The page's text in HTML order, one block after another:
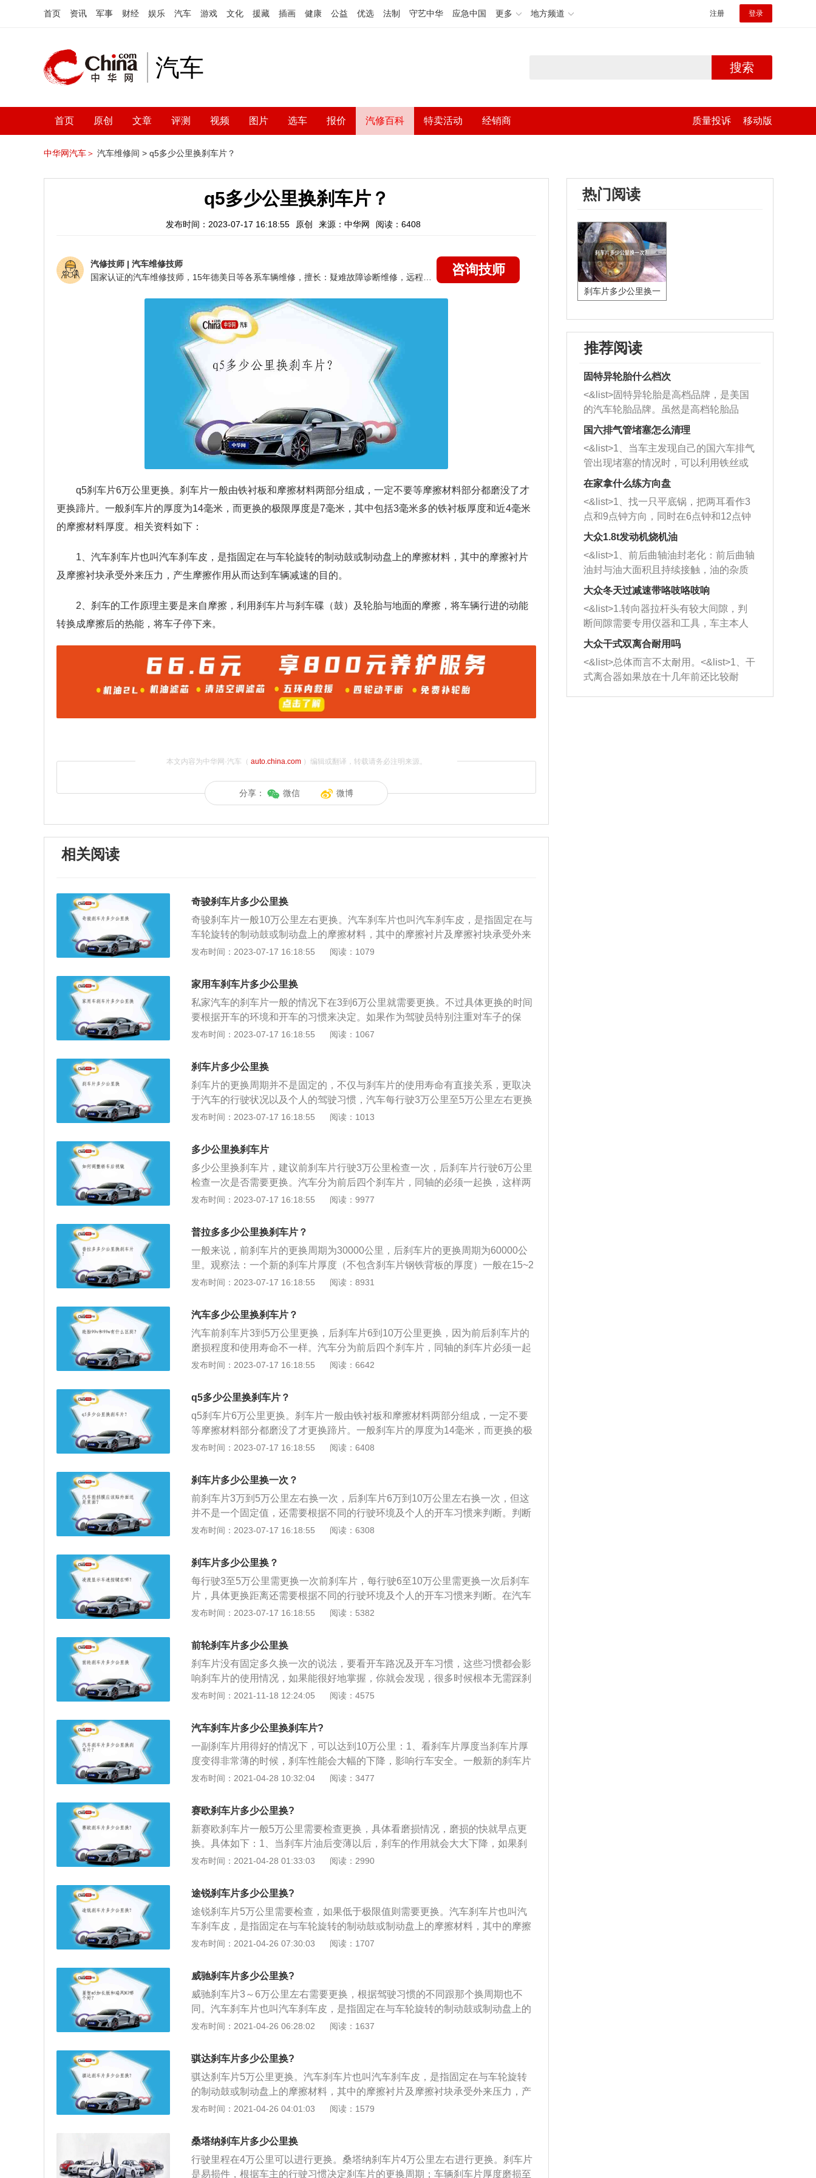
首页 资讯 军事 财经 娱乐 汽车 游戏 文化 援藏 插画 健康 公益 优选 法制 守艺中华 应急中国 更多 地方频道 注册 登录
汽车 搜索
首页 原创 文章 评测 视频 图片 选车 报价 汽修百科 特卖活动 经销商 质量投诉 移动版
中华网汽车＞ 汽车维修间 > q5多少公里换刹车片？
q5多少公里换刹车片？
发布时间：2023-07-17 16:18:55 原创 来源：中华网 阅读：6408
汽修技师 | 汽车维修技师
咨询技师
q5刹车片6万公里更换。刹车片一般由铁衬板和摩擦材料两部分组成，一定不要等摩擦材料部分都磨没了才
更换蹄片。一般刹车片的厚度为14毫米，而更换的极限厚度是7毫米，其中包括3毫米多的铁衬板厚度和近4毫米
的摩擦材料厚度。相关资料如下：
1、汽车刹车片也叫汽车刹车皮，是指固定在与车轮旋转的制动鼓或制动盘上的摩擦材料，其中的摩擦衬片
及摩擦衬块承受外来压力，产生摩擦作用从而达到车辆减速的目的。
2、刹车的工作原理主要是来自摩擦，利用刹车片与刹车碟（鼓）及轮胎与地面的摩擦，将车辆行进的动能
转换成摩擦后的热能，将车子停下来。
本文内容为中华网·汽车（ auto.china.com）编辑或翻译，转载请务必注明来源。
分享： 微信 微博
相关阅读
奇骏刹车片多少公里换
奇骏刹车片一般10万公里左右更换。汽车刹车片也叫汽车刹车皮，是指固定在与
车轮旋转的制动鼓或制动盘上的摩擦材料，其中的摩擦衬片及摩擦衬块承受外来
压力，产生摩擦作用从而达到车辆减速的目的。刹车片一般由钢板、粘接隔热层
的刹车片制动力矩，太高会造成制动过程中的车轮抱死、方向失控和烧片，太低
则制动距离过长；2、看安全性，刹车片在制动时会产生瞬时高温，尤其在高速
行驶或紧急制动时，高温状态下，摩擦片摩擦系数会下降；3、看是否舒适，包
括制动感觉、噪音、粉尘、冒烟、异味等，是摩擦性能的直接体现。
发布时间：2023-07-17 16:18:55 阅读：1079
家用车刹车片多少公里换
私家汽车的刹车片一般的情况下在3到6万公里就需要更换。不过具体更换的时间
要根据开车的环境和开车的习惯来决定。如果作为驾驶员特别注重对车子的保
护，平时要做预见性的驾驶车辆，很少使用急刹车，刹车片磨损的也不是很严
经常使用急刹车，很可能驾驶2万多公里就需要更换刹车片了。刹车片和其他保
养更换项目可能存在一些不同的地方，是否更换刹车片要进行准确的量化。使用
专业的测量工具测出刹车片的厚度，然后判断是否需要更换。因为刹车片本身的
厚度影响车辆制动系统的效能，当刹车片最薄的那一片厚度低于5毫米的时候，
就必须更换了，最好是4个轮的刹车片同时更换。
发布时间：2023-07-17 16:18:55 阅读：1067
刹车片多少公里换
刹车片的更换周期并不是固定的，不仅与刹车片的使用寿命有直接关系，更取决
于汽车的行驶状况以及个人的驾驶习惯，汽车每行驶3万公里至5万公里左右更换
一次前刹车片，每行驶6万公里至10万公里更换一次后刹车片。汽车行驶3万公里
及时维护的习惯。判断刹车片是否需要更换的方法：1、看厚度。一般新的刹车
片厚度在1.5厘米左右，如果磨损到三分之一，也就是厚度小于5毫米时，建议及
时更换；2、听声音。如果刹车时发出金属摩擦声，这可能是刹车片磨损至最低
厚度，刹车片两侧的极限标识触碰摩擦到刹车盘发出异响，需要及时更换；3、
看提示。一些车型会有刹车磨损提示，如果刹车片磨损过多，会使传感线触碰到
灯提示；4、凭感觉。如果感觉刹车踏板踩踏感轻了，或感觉刹车吃力、刹不住
车时，表明刹车片磨损严重，厚度不够，也需要及时更换。刹车片是刹车系统中
的一个易损件，随着汽车行驶里程的增加，刹车片也会不断磨损，在刹车片磨损
系统的刹车盘也是需要定期更换的，不过刹车盘的使用寿命要比刹车片更长一
发布时间：2023-07-17 16:18:55 阅读：1013
多少公里换刹车片
多少公里换刹车片，建议前刹车片行驶3万公里检查一次，后刹车片行驶6万公里
检查一次是否需要更换。汽车分为前后四个刹车片，同轴的必须一起换，这样两
边的制动力才均匀。前后刹车片的磨损程度和使用寿命在很多时候是不一样的，
用寿命也就更短。前刹车片寿命为2-4万公里，后刹车片的使用寿命为6-10万公
里。但是由于每人驾驶习惯不同的原因，需要在3万公里就检查一下前刹车片，6
万公里检查后刹车片。在通常情况下一副全新的刹车片的厚度在1.5cm左右，随
着使用中不断摩擦厚度会逐渐变薄。当肉眼观察刹车片厚度约0.5cm左右时，就
要马上准备更换了。如果刹车时发出金属摩擦声，这可能是刹车片磨损至最低厚
觉刹车踏板踩踏感轻了，或感觉刹车吃力、刹不住车时，表明刹车片磨损严重，
厚度不够，也需要及时更换。正常行驶情况下，每5000公里左右就要对刹车片进
行一次检查，不仅要检查剩余的厚度，还要检查刹车片的磨损状态，两边磨损的
擦材料部分磨没了才更换，这样存在很大的安全隐患。生命的脚踏板一定要勤检
发布时间：2023-07-17 16:18:55 阅读：9977
普拉多多少公里换刹车片？
一般来说，前刹车片的更换周期为30000公里，后刹车片的更换周期为60000公
里。观察法：一个新的刹车片厚度（不包含刹车片钢铁背板的厚度）一般在15~2
0mm左右，当肉眼观察刹车片厚度已经仅剩原先1/3厚度(约5mm)左右时，车主就
个刹车片的两侧都有一个突起的标志，这个标志的厚度在两三毫米左右，这也是
刹车盘最薄更换的极限，如果刹车片厚度已经与此标志平行，则必须要进行更
换。目前不少车型在刹车片过薄时仪表手刹灯位置会有所提示，相对自检就方便
一些。听声音:如果在轻点刹车的同时伴随有“铁蹭铁”的丝丝声，此时刹车片必须
立即更换。因为刹车片两侧的极限标识已经直接摩擦刹车盘，证明刹车片已经超
音时往往刹车盘已经受到损坏，此时即便更换新的刹车片仍然不能消除响声，严
重时需要更换刹车盘。
发布时间：2023-07-17 16:18:55 阅读：8931
汽车多少公里换刹车片？
汽车前刹车片3到5万公里更换，后刹车片6到10万公里更换，因为前后刹车片的
磨损程度和使用寿命不一样。汽车分为前后四个刹车片，同轴的刹车片必须一起
换，这样两边的制动力才均匀。以下关于刹车片养护方法介绍：1.正常行驶条件
磨损的状态，两边磨损的程度是否一样，回位是否自如等，发现不正常情况必须
立即处理。2..更换时要换原厂备件提供的刹车片，只有这样才能使刹车片和刹车
盘之间的制动效果最好，磨损最小。3.更换蹄片时必须使用专用工具将制动分泵
顶回。不能用其他撬棍硬压回，这样易导致制动钳导向螺丝弯曲，使刹车片卡
死。4.制动蹄片更换后，需磨合200公里方能达到最佳的制动效果，所以刚换完蹄
发布时间：2023-07-17 16:18:55 阅读：6642
q5多少公里换刹车片？
q5刹车片6万公里更换。刹车片一般由铁衬板和摩擦材料两部分组成，一定不要
等摩擦材料部分都磨没了才更换蹄片。一般刹车片的厚度为14毫米，而更换的极
限厚度是7毫米，其中包括3毫米多的铁衬板厚度和近4毫米的摩擦材料厚度。相
或制动盘上的摩擦材料，其中的摩擦衬片及摩擦衬块承受外来压力，产生摩擦作
用从而达到车辆减速的目的。2、刹车的工作原理主要是来自摩擦，利用刹车片
与刹车碟（鼓）及轮胎与地面的摩擦，将车辆行进的动能转换成摩擦后的热能，
将车子停下来。
发布时间：2023-07-17 16:18:55 阅读：6408
刹车片多少公里换一次？
前刹车片3万到5万公里左右换一次，后刹车片6万到10万公里左右换一次，但这
并不是一个固定值，还需要根据不同的行驶环境及个人的开车习惯来判断。判断
刹车片是否需要更换的方法：1、新刹车片厚度在1.5厘米左右，如果磨损到3分之
刹车片也叫刹车皮，在汽车的刹车系统中，刹车片是关键的安全零件，所有刹车
效果的好坏都是刹车片起决定性作用。
发布时间：2023-07-17 16:18:55 阅读：6308
刹车片多少公里换？
每行驶3至5万公里需更换一次前刹车片，每行驶6至10万公里需更换一次后刹车
片，具体更换距离还需要根据不同的行驶环境及个人的开车习惯来判断。在汽车
的制动系统中，刹车片是关键的安全零件，刹车效果的好坏都是刹车片起着决定
5毫米时，建议及时更换；2、听声音：如刹车时刹车片两侧的极限标识触碰摩擦
到刹车盘会发出异响，需要及时更换；3、看提示：刹车片磨损过多会使传感线
触碰到刹车盘，导致电阻变化产生电流，检测到信号后仪表盘上会有刹车片报警
灯提示。
发布时间：2023-07-17 16:18:55 阅读：5382
前轮刹车片多少公里换
刹车片没有固定多久换一次的说法，要看开车路况及开车习惯，这些习惯都会影
响刹车片的使用情况，如果能很好地掌握，你就会发现，很多时候根本无需踩刹
车，一副刹车片用得好的情况下，可以达到10万公里。其实，刹车片的使用寿命
素和外在的环境因素都会或多或少的对刹车片的使用期限造成影响。不过我们可
以根据以下三种情况来判断是否有更换刹车片的需要：这其中之一就是靠听觉，
听声音，当我们在踩刹车的同时还听到了咝咝声就说明我们需要更换刹车片了；
第二个就是依靠我们的感知力，感力度，当我们发觉踩刹车的感觉很吃力，不如
以前那么轻松，那我们就必须要更换刹车片了，如若不然，可能会造成很严重的
的刹车片的厚度大概有1.5厘米，当我们发现刹车片的厚度小于0.5厘米的时候，
那就是到了换刹车片的时候了。不过其实现在有的汽车本身就自带刹车片的报警
功能，这样就不用担心换刹车片的事情了，为车主提供了很大的便利。
发布时间：2021-11-18 12:24:05 阅读：4575
汽车刹车片多少公里换刹车片?
一副刹车片用得好的情况下，可以达到10万公里：1、看刹车片厚度当刹车片厚
度变得非常薄的时候，刹车性能会大幅的下降，影响行车安全。一般新的刹车片
的厚度在1.5cm左右，当刹车片磨损到只剩0.5cm的时候，你就要增加自检的频率
换的极限，别拖着，分分钟出车祸；2、行车电脑提示更换一般汽车仪表盘上有
刹车警示灯，警示灯亮起的时候就是提醒你检查刹车片，但警示灯亮说明已经到
更换的极限了，必须立刻检查。所有车都有这种警示系统，但有的是直接感应刹
车片的厚度，有的则是刹车片已经完全磨完，刹车液极端下降才会使警示灯亮
起；3、听声音刹车盘多为铁质，长时间停放后特别是在阴雨天容易出现锈迹，
失。可如果一段时间后并没有好转，此时刹车片必须立即更换。因为刹车片两侧
的极限标识已经直接摩擦刹车盘，证明刹车片已经超过极限。而且遇到这种情
况，在更换刹车片的同时要配合刹车盘的检查，出现这种声音时往往刹车盘已经
盘；4、刹车的反应和行程当刹车片变薄时，汽车的刹车反应也会变得迟缓，我
程制动效果明显减弱，刹车变软，有点刹不住时，你就要查看刹车片是否需要更
换了。
发布时间：2021-04-28 10:32:04 阅读：3477
赛欧刹车片多少公里换?
新赛欧刹车片一般5万公里需要检查更换，具体看磨损情况，磨损的快就早点更
换。具体如下：1、当刹车片油后变薄以后，刹车的作用就会大大下降，如果刹
车片磨损到只剩下0.3cm厚度左右的时候，就需要及时更换刹车片；2、更换刹车
中，出现车轮抱死甚至方向失控的情况；3、如果是过于光滑的刹车片，则会让
摩擦力极具下降，刹车距离也会被随之拉长。
发布时间：2021-04-28 01:33:03 阅读：2990
途锐刹车片多少公里换?
途锐刹车片5万公里需要检查，如果低于极限值则需要更换。汽车刹车片也叫汽
车刹车皮，是指固定在与车轮旋转的制动鼓或制动盘上的摩擦材料，其中的摩擦
衬片及摩擦衬块承受外来压力，产生摩擦作用从而达到车辆减速的目的。刹车片
子，看看制动液页面高度，如果制动液页面在最高限度上面则应该将制动液吸出
来一些，以防止更换过程中制动液溢出；2、准备好待更换的刹车片，拆下该制
动器所在的车轮。拆的过程中要避免轮辋刮花；3、用扳手结合套筒将制动钳的
螺栓拆下来，然后取下刹车皮片（有刹车感应线的要先将刹车感应线拆下来）。
观察刹车片是否磨损过度或者有裂痕，如果有则进行下一步的更换；4、由于制
车时产生异响；5、用活塞压泵将活塞压到压不动的位置，然后将刹车片装在制
动钳上面，将新的刹车片安装到位后（有刹车感应线的也应该安装好），旋紧导
向螺栓，安装完毕；6、安装好之后盖好储液罐盖子，进车内用力踩几下制动踏
好之后进行试车，检查制动效果是否体现出来。
发布时间：2021-04-26 07:30:03 阅读：1707
威驰刹车片多少公里换?
威驰刹车片3～6万公里左右需要更换，根据驾驶习惯的不同跟那个换周期也不
同。汽车刹车片也叫汽车刹车皮，是指固定在与车轮旋转的制动鼓或制动盘上的
摩擦材料，其中的摩擦衬片及摩擦衬块承受外来压力，产生摩擦作用从而达到车
舱制动液储液罐的盖子，看看制动液页面高度，如果制动液页面在最高限度上面
则应该将制动液吸出来一些，以防止更换过程中制动液溢出；2、准备好待更换
的刹车片，拆下该制动器所在的车轮。拆的过程中要避免轮辋刮花；3、用扳手
结合套筒将制动钳的螺栓拆下来，然后取下刹车皮片（有刹车感应线的要先将刹
车感应线拆下来）。观察刹车片是否磨损过度或者有裂痕，如果有则进行下一步
涂抹消音膏，防止刹车时产生异响；5、用活塞压泵将活塞压到压不动的位置，
然后将刹车片装在制动钳上面，将新的刹车片安装到位后（有刹车感应线的也应
该安装好），旋紧导向螺栓，安装完毕；6、安装好之后盖好储液罐盖子，进车
发布时间：2021-04-26 06:28:02 阅读：1637
骐达刹车片多少公里换?
骐达刹车片5万公里更换。汽车刹车片也叫汽车刹车皮，是指固定在与车轮旋转
的制动鼓或制动盘上的摩擦材料，其中的摩擦衬片及摩擦衬块承受外来压力，产
生摩擦作用从而达到车辆减速的目的。以下是刹车片的更换方法：1、在更换刹
动液页面在最高限度上面则应该将制动液吸出来一些，以防止更换过程中制动液
溢出；2、准备好待更换的刹车片，拆下该制动器所在的车轮。拆的过程中要避
免轮辋刮花；3、用扳手结合套筒将制动钳的螺栓拆下来，然后取下刹车皮片
发布时间：2021-04-26 04:01:03 阅读：1579
桑塔纳刹车片多少公里换
行驶里程在4万公里可以进行更换。桑塔纳刹车片4万公里左右进行更换。刹车片
是易损件，根据车主的行驶习惯决定刹车片的更换周期；车辆刹车片厚度磨损至
热门阅读
刹车片多少公里换一
推荐阅读
固特异轮胎什么档次
<&list>固特异轮胎是高档品牌，是美国
的汽车轮胎品牌。虽然是高档轮胎品
牌，但是中高低端的轮胎都有生产，这
也是为了更好的开拓市场。
国六排气管堵塞怎么清理
<&list>1、当车主发现自己的国六车排气
管出现堵塞的情况时，可以利用铁丝或
者是细棍，直接将杂物给取出来，如果
堵塞情况比较严重，也可以采取应急措
施。 <&list>2、直接利用木棍将所有的
杂物推到排气管里面的位置处，然后将
三元催化器拆解开，就可以将堵塞的东
西取出来。但如果是因为积碳过多引起
的堵塞，就需要将三元催化器泡在草酸
洗剂对堵塞的情况得到解决，将清洗剂
放在燃油箱中，与燃油混合后，车辆启
动时，就可以和汽油一起进入到燃烧
室，最后形成废气排出，就可以让三元
催化器得到清洗，排气管堵塞的情况就
能够得到解决。
在家拿什么练方向盘
<&list>1、找一只平底锅，把两耳看作3
点和9点钟方向，同时在6点钟和12点钟
方向做一个标记。 <&list>2、双手握住
一圈半的练习，往右同样也要打相同的
圈数。 <&list>3、最后强调要反复练
习，这样就可以形成肌肉记忆，在真实
驾驶车辆时，不需要记忆也能打好方
向。
大众1.8t发动机烧机油
<&list>1、前后曲轴油封老化：前后曲轴
油封与油大面积且持续接触，油的杂质
和发动机内持续温度变化使其密封效果
逐渐减弱，导致渗油或漏油。<&list>2、
活塞间隙过大：积碳会使活塞环与缸体
的间隙扩大，导致机油流入燃烧室中，
造成烧机油。<&list>3、机油粘度。使用
机油粘度过小的话，同样会有烧机油现
象，机油粘度过小具有很好的流动性，
大众冬天过减速带咯吱咯吱响
<&list>1.转向器拉杆头有较大间隙，判
断间隙需要专用仪器和工具，车主本人
无法制作，需要将车辆送到修理厂或4s
店；<&list>2.车辆半轴套管防尘罩破
裂，破裂后会出现漏油现象，使半轴磨
损严重，磨损的半轴容易损坏，产生异
响；<&list>3.稳定器的转向胶套和球头
大众干式双离合耐用吗
<&list>总体而言不太耐用。<&list>1、干
式离合器如果放在十几年前还比较耐